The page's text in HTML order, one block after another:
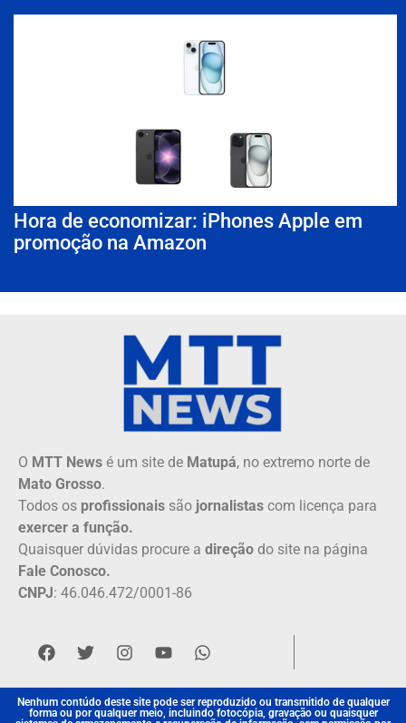
Hora de economizar: iPhones Apple em
promoção na Amazon
O MTT News é um site de Matupá, no extremo norte de
Mato Grosso.
Todos os profissionais são jornalistas com licença para
exercer a função.
Quaisquer dúvidas procure a direção do site na página
Fale Conosco.
CNPJ: 46.046.472/0001-86
Nenhum contúdo deste site pode ser reproduzido ou transmitido de qualquer
forma ou por qualquer meio, incluindo fotocópia, gravação ou quaisquer